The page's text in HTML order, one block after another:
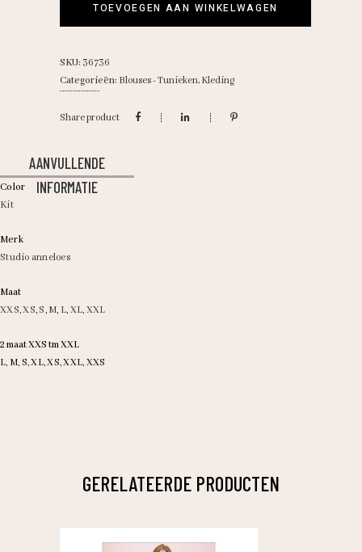
quantityTOEVOEGEN AAN WINKELWAGEN
SKU: 36736
Categorieën: Blouses - Tunieken, Kleding
Share product
AANVULLENDE
INFORMATIE
Color
Kit
Merk
Studio anneloes
Maat
XXS,XS,S, M, L, XL, XXL
2 maat XXS tm XXL
L, M, S, XL, XS, XXL, XXS
GERELATEERDE PRODUCTEN